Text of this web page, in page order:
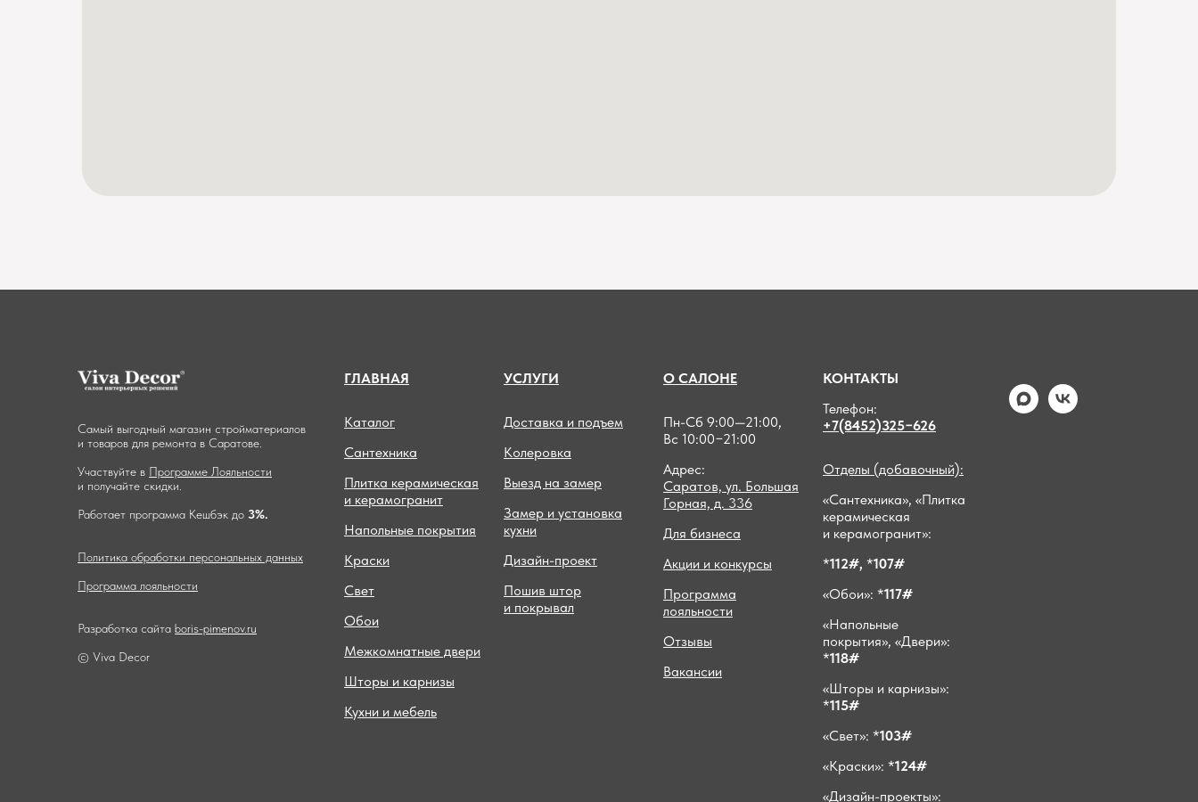
Самый выгодный магазин стройматериалов
и товаров для ремонта в Саратове.
Участвуйте в Программе Лояльности
и получайте скидки.
Работает программа Кешбэк до 3%.
Политика обработки персональных данных
Программа лояльности
Разработка сайта boris-pimenov.ru
© Viva Decor
ГЛАВНАЯ
Каталог
Сантехника
Плитка керамическая
и керамогранит
Напольные покрытия
Краски
Свет
Обои
Межкомнатные двери
Шторы и карнизы
Кухни и мебель
УСЛУГИ
Доставка и подъем
Колеровка
Выезд на замер
Замер и установка
кухни
Дизайн-проект
Пошив штор
и покрывал
О САЛОНЕ
Пн-Сб 9:00—21:00,
Вс 10:00−21:00
Адрес:
Саратов, ул. Большая
Горная, д. 336
Для бизнеса
Акции и конкурсы
Программа
лояльности
Отзывы
Вакансии
КОНТАКТЫ
Телефон:
+7(8452)325−626
Отделы (добавочный):
«Сантехника», «Плитка
керамическая
и керамогранит»:
*112#, *107#
«Обои»: *117#
«Напольные
покрытия», «Двери»:
*118#
«Шторы и карнизы»:
*115#
«Свет»: *103#
«Краски»: *124#
«Дизайн-проекты»: